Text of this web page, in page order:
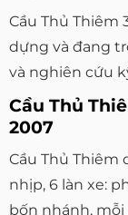
Cầu Thủ Thiêm
dựng và đang
và nghiên cứu
Cầu Thủ
2007
Cầu Thủ Thiêm
nhịp, 6 làn xe:
bốn nhánh, mỗi